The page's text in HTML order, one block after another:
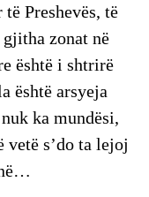
Preshevës, të
zonat në
është i shtrirë
është arsyeja
ka mundësi,
vetë s’do ta lejoj